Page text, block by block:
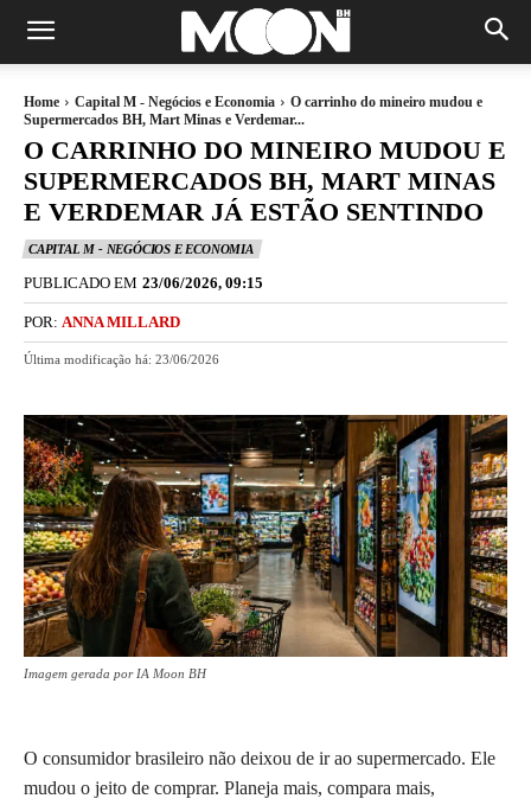
Home Capital M - Negócios e Economia
O carrinho do mineiro mudou e
Supermercados BH, Mart Minas e Verdemar...
O CARRINHO DO MINEIRO MUDOU E
SUPERMERCADOS BH, MART MINAS
E VERDEMAR JÁ ESTÃO SENTINDO
CAPITAL M - NEGÓCIOS E ECONOMIA
PUBLICADO EM 23/06/2026, 09:15
POR: ANNA MILLARD
Última modificação há: 23/06/2026
Imagem gerada por IA Moon BH
O consumidor brasileiro não deixou de ir ao supermercado. Ele
mudou o jeito de comprar. Planeja mais, compara mais,